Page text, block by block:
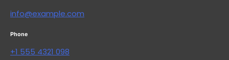
info@example.com
Phone
+1 555 4321 098